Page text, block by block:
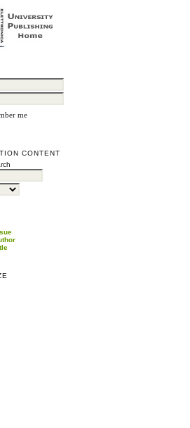
me
CONTENT